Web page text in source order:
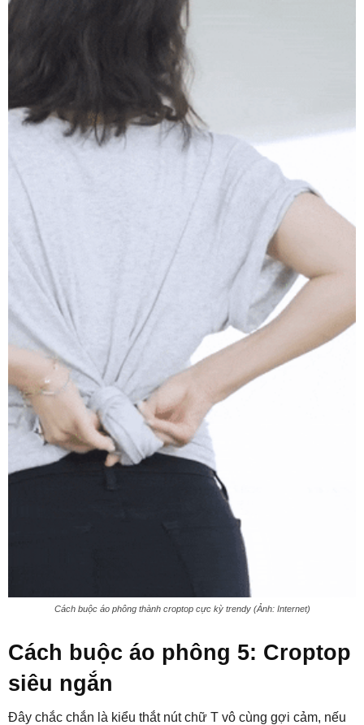
Cách buộc áo phông thành croptop cực kỳ trendy (Ảnh: Internet)
Cách buộc áo phông 5: Croptop
siêu ngắn
Đây chắc chắn là kiểu thắt nút chữ T vô cùng gợi cảm, nếu